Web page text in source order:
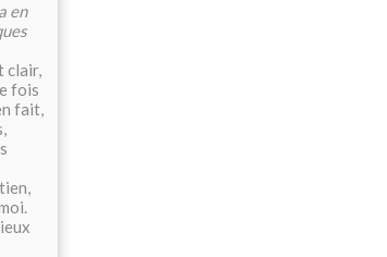
en
clair,
fois
fait,